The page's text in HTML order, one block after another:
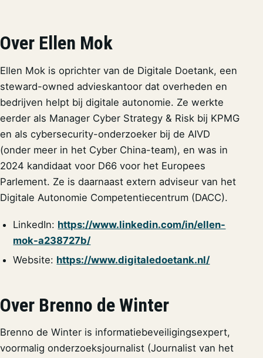
Over Ellen Mok
Ellen Mok is oprichter van de Digitale Doetank, een
steward-owned advieskantoor dat overheden en
bedrijven helpt bij digitale autonomie. Ze werkte
eerder als Manager Cyber Strategy & Risk bij KPMG
en als cybersecurity-onderzoeker bij de AIVD
(onder meer in het Cyber China-team), en was in
2024 kandidaat voor D66 voor het Europees
Parlement. Ze is daarnaast extern adviseur van het
Digitale Autonomie Competentiecentrum (DACC).
LinkedIn: https://www.linkedin.com/in/ellen-
mok-a238727b/
Website: https://www.digitaledoetank.nl/
Over Brenno de Winter
Brenno de Winter is informatiebeveiligingsexpert,
voormalig onderzoeksjournalist (Journalist van het